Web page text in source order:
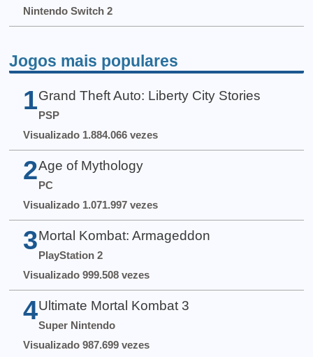
Nintendo Switch 2
Jogos mais populares
1 Grand Theft Auto: Liberty City Stories
PSP
Visualizado 1.884.066 vezes
2 Age of Mythology
PC
Visualizado 1.071.997 vezes
3 Mortal Kombat: Armageddon
PlayStation 2
Visualizado 999.508 vezes
4 Ultimate Mortal Kombat 3
Super Nintendo
Visualizado 987.699 vezes